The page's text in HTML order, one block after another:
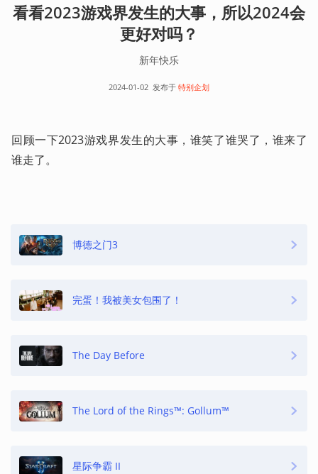
看看2023游戏界发生的大事，所以2024会
更好对吗？
新年快乐
2024-01-02 发布于 特别企划
回顾一下2023游戏界发生的大事，谁笑了谁哭了，谁来了
谁走了。
博德之门3
完蛋！我被美女包围了！
The Day Before
The Lord of the Rings™: Gollum™
星际争霸 II